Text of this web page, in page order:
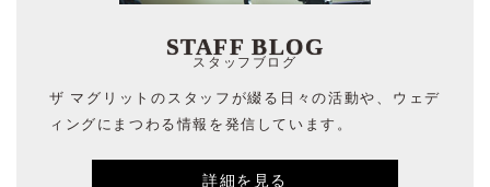
STAFF BLOG
スタッフブログ
ザ マグリットのスタッフが綴る日々の活動や、ウェデ
ィングにまつわる情報を発信しています。
詳細を見る